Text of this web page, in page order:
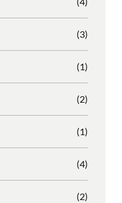
(3)
(1)
(2)
(1)
(4)
(2)